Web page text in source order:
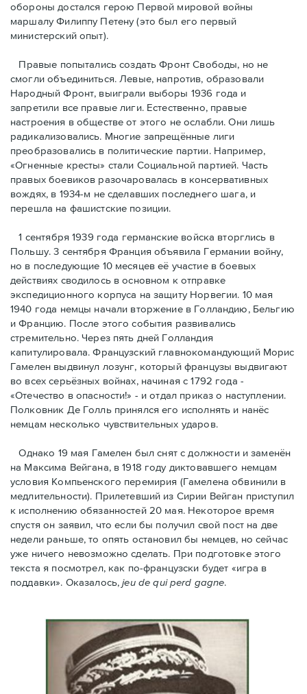
обороны достался герою Первой мировой войны
маршалу Филиппу Петену (это был его первый
министерский опыт).
Правые пoпытались создать Фронт Свободы, но не
смогли объединиться. Левые, напротив, образовали
Народный Фронт, выиграли выборы 1936 года и
запретили все правые лиги. Естественно, правые
настроения в обществе от этого не ослабли. Они лишь
радикализовались. Многие запрещённые лиги
преобразовались в политические партии. Например,
«Огненные кресты» стали Социальной партией. Часть
правых боевиков разочаровалась в консервативных
вождях, в 1934-м не сделавших последнего шага, и
перешла на фашистские позиции.
1 сентября 1939 года германские войска вторглись в
Польшу. 3 сентября Франция объявила Германии войну,
но в последующие 10 месяцев её участие в боевых
действиях сводилось в основном к отправке
экспедиционного корпуса на защиту Норвегии. 10 мая
1940 года немцы начали вторжение в Голландию, Бельгию
и Францию. После этого события развивались
стремительно. Через пять дней Голландия
капитулировала. Французский главнокомандующий Морис
Гамелен выдвинул лозунг, который французы выдвигают
во всех серьёзных войнах, начиная с 1792 года -
«Отечество в опасности!» - и отдал приказ о наступлении.
Полковник Дe Голль принялся его исполнять и нанёс
немцам несколько чувствительных ударов.
Однако 19 мая Гамелен был снят с должности и заменён
на Максима Вейгана, в 1918 году диктовавшего немцам
условия Компьенского перемирия (Гамелена обвинили в
медлительности). Прилетевший из Сирии Вейган приступил
к исполнению обязанностей 20 мая. Hекоторое время
спустя oн заявил, что если бы получил свой пост на две
недели раньше, то опять остановил бы немцев, но сейчас
уже ничего невозможно сделать. При подготовке этого
текста я посмотрел, как по-французски будет «игра в
поддавки». Оказалось,jeu de qui perd gagne.